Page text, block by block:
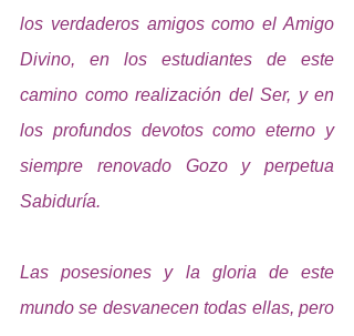
los verdaderos amigos como el Amigo
Divino, en los estudiantes de este
camino como realización del Ser, y en
los profundos devotos como eterno y
siempre renovado Gozo y perpetua
Sabiduría.
Las posesiones y la gloria de este
mundo se desvanecen todas ellas, pero